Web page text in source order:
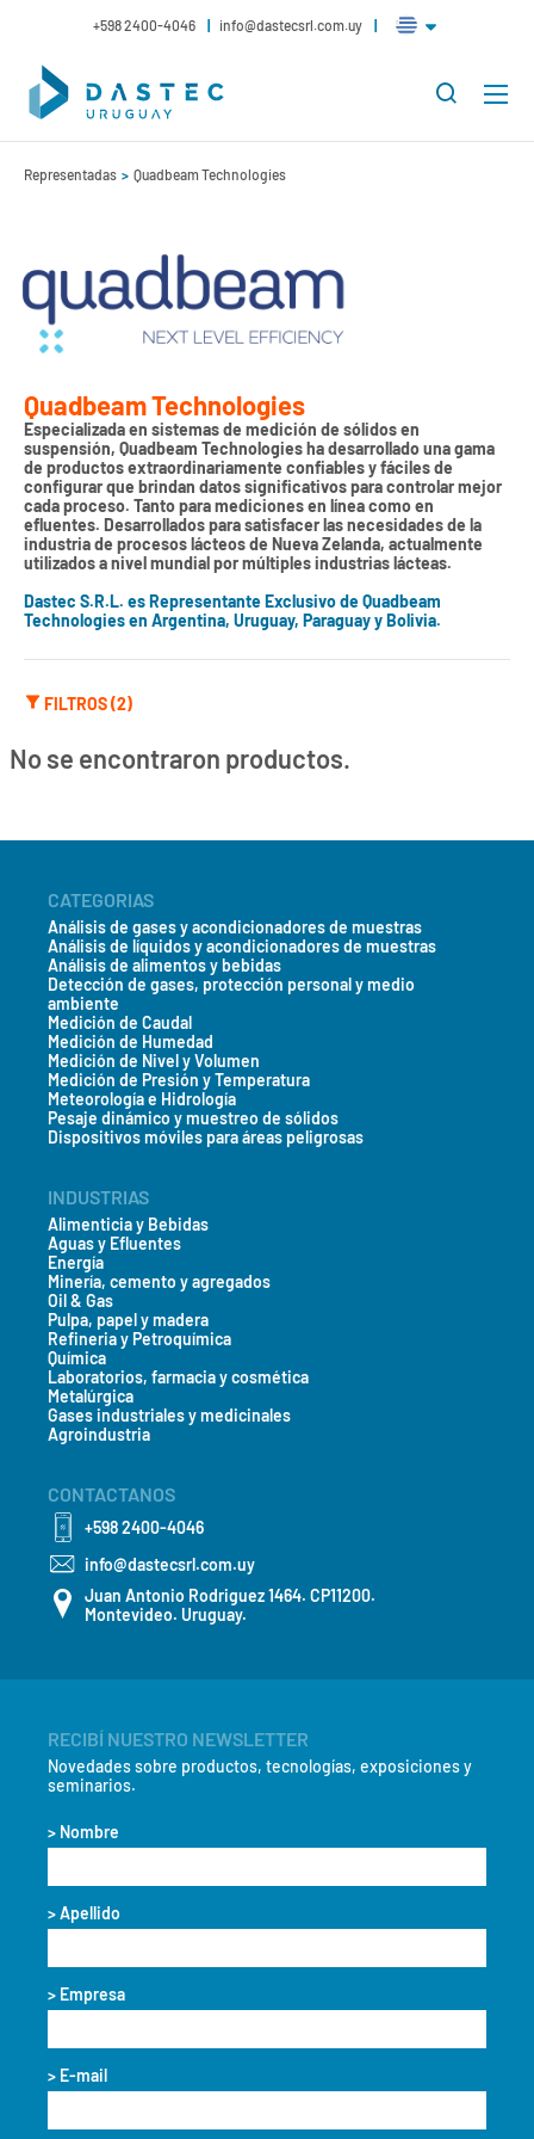
+598 2400-4046 info@dastecsrl.com.uy
Representadas Quadbeam Technologies
Quadbeam Technologies
Especializada en sistemas de medición de sólidos en
suspensión, Quadbeam Technologies ha desarrollado una gama
de productos extraordinariamente confiables y fáciles de
configurar que brindan datos significativos para controlar mejor
cada proceso. Tanto para mediciones en línea como en
efluentes. Desarrollados para satisfacer las necesidades de la
industria de procesos lácteos de Nueva Zelanda, actualmente
utilizados a nivel mundial por múltiples industrias lácteas.
Dastec S.R.L. es Representante Exclusivo de Quadbeam
Technologies en Argentina, Uruguay, Paraguay y Bolivia.
FILTROS (2)
No se encontraron productos.
CATEGORIAS
Análisis de gases y acondicionadores de muestras
Análisis de líquidos y acondicionadores de muestras
Análisis de alimentos y bebidas
Detección de gases, protección personal y medio
ambiente
Medición de Caudal
Medición de Humedad
Medición de Nivel y Volumen
Medición de Presión y Temperatura
Meteorología e Hidrología
Pesaje dinámico y muestreo de sólidos
Dispositivos móviles para áreas peligrosas
INDUSTRIAS
Alimenticia y Bebidas
Aguas y Efluentes
Energía
Minería, cemento y agregados
Oil & Gas
Pulpa, papel y madera
Refineria y Petroquímica
Química
Laboratorios, farmacia y cosmética
Metalúrgica
Gases industriales y medicinales
Agroindustria
CONTACTANOS
+598 2400-4046
info@dastecsrl.com.uy
Juan Antonio Rodriguez 1464. CP11200.
Montevideo. Uruguay.
RECIBÍ NUESTRO NEWSLETTER
Novedades sobre productos, tecnologías, exposiciones y
seminarios.
> Nombre
> Apellido
> Empresa
> E-mail